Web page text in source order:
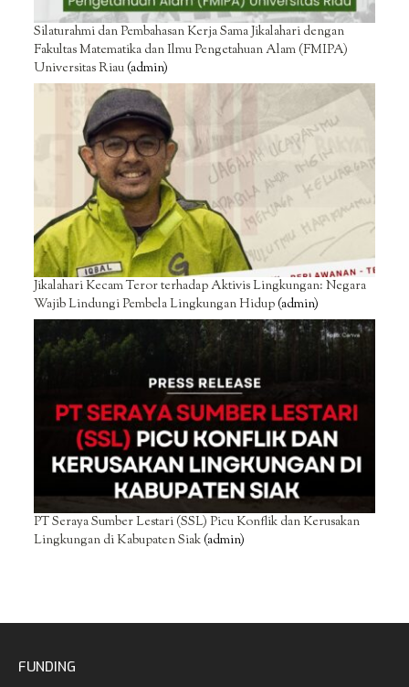
Silaturahmi dan Pembahasan Kerja Sama Jikalahari dengan
Fakultas Matematika dan Ilmu Pengetahuan Alam (FMIPA)
Universitas Riau(admin)
Jikalahari Kecam Teror terhadap Aktivis Lingkungan: Negara
Wajib Lindungi Pembela Lingkungan Hidup(admin)
PT Seraya Sumber Lestari (SSL) Picu Konflik dan Kerusakan
Lingkungan di Kabupaten Siak(admin)
FUNDING